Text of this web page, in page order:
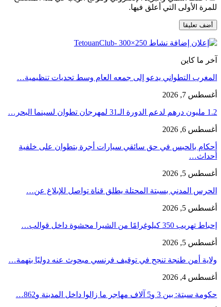
للمرة الأولى التي أعلق فيها.
آخر ما كاين
المغرب التطواني يدعو إلى جمعه العام وسط تحديات تنظيمية…
أغسطس 7, 2026
1.2 مليون درهم لدعم الدورة الـ31 لمهرجان تطوان لسينما البحر…
أغسطس 6, 2026
أحكام بالحبس في حق سائقي سيارات أجرة بتطوان على خلفية
أحداث…
أغسطس 5, 2026
الحرس المدني بسبتة المحتلة يطلق قناة تواصل للإبلاغ عن…
أغسطس 5, 2026
إحباط تهريب 350 كيلوغرامًا من الشيرا محشوة داخل قوالب…
أغسطس 5, 2026
ولاية أمن طنجة تنجح في توقيف فرنسي مبحوث عنه دوليًا بتهمة…
أغسطس 4, 2026
حكومة سبتة: بين 3 و5 آلاف مهاجر ما زالوا داخل المدينة و862…